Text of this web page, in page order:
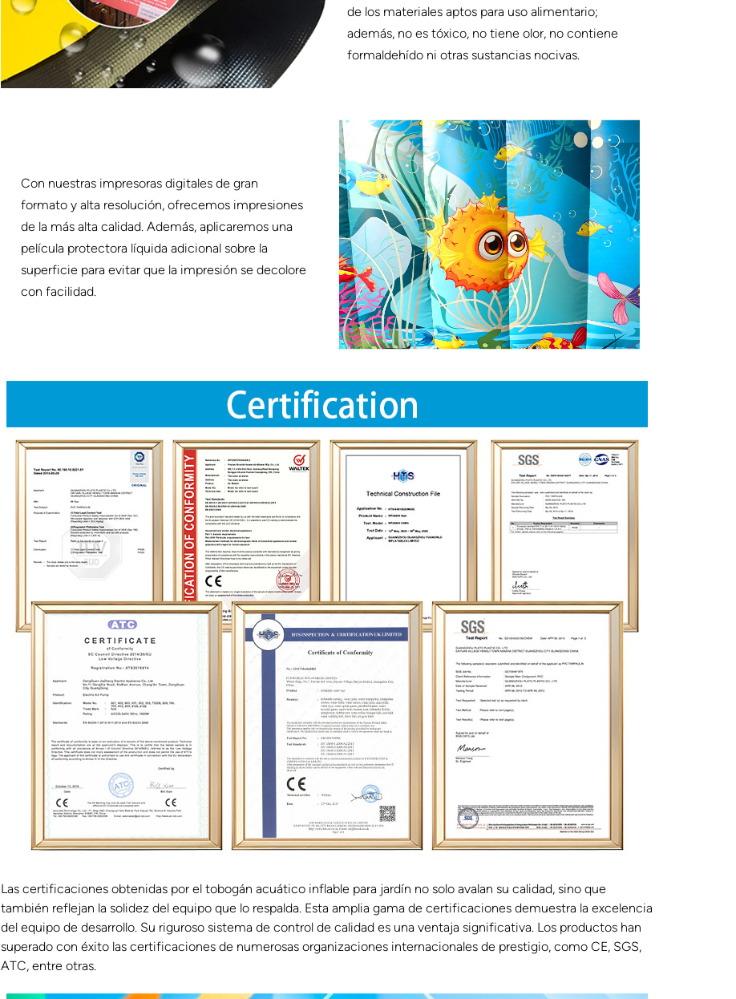
de los materiales aptos para uso alimentario;
además, no es tóxico, no tiene olor, no contiene
formaldehído ni otras sustancias nocivas.
Con nuestras impresoras digitales de gran
formato y alta resolución, ofrecemos impresiones
de la más alta calidad. Además, aplicaremos una
película protectora líquida adicional sobre la
superficie para evitar que la impresión se decolore
con facilidad.
Las certificaciones obtenidas por el tobogán acuático inflable para jardín no solo avalan su calidad, sino que
también reflejan la solidez del equipo que lo respalda. Esta amplia gama de certificaciones demuestra la excelencia
del equipo de desarrollo. Su riguroso sistema de control de calidad es una ventaja significativa. Los productos han
superado con éxito las certificaciones de numerosas organizaciones internacionales de prestigio, como CE, SGS,
ATC, entre otras.